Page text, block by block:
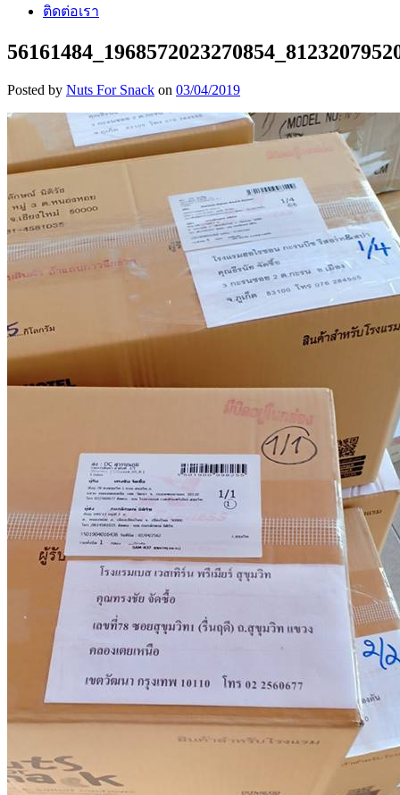
ติดต่อเรา
Posted by Nuts For Snack on 03/04/2019